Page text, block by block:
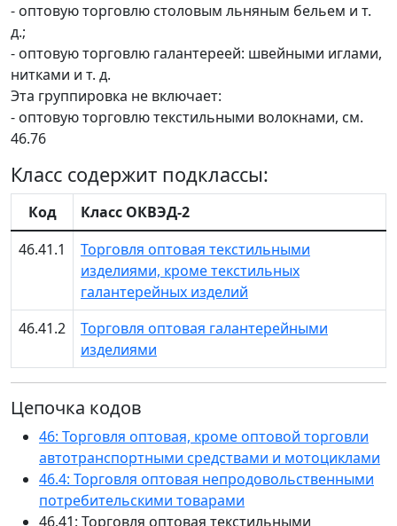
- оптовую торговлю столовым льняным бельем и т.
д.;
- оптовую торговлю галантереей: швейными иглами,
нитками и т. д.
Эта группировка не включает:
- оптовую торговлю текстильными волокнами, см.
46.76
Класс содержит подклассы:
Код
Класс ОКВЭД-2
46.41.1
Торговля оптовая текстильными
изделиями, кроме текстильных
галантерейных изделий
46.41.2
Торговля оптовая галантерейными
изделиями
Цепочка кодов
46: Торговля оптовая, кроме оптовой торговли
автотранспортными средствами и мотоциклами
46.4: Торговля оптовая непродовольственными
потребительскими товарами
46.41: Торговля оптовая текстильными